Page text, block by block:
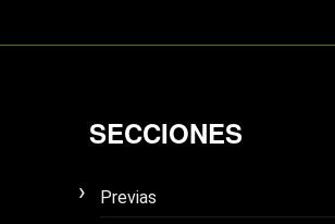
SECCIONES
Previas